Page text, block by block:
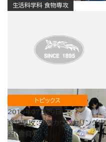
生活科学科 食物専攻
トピックス
2019年07月29日
食物専攻：栄養カウンセリング実
習（食育）